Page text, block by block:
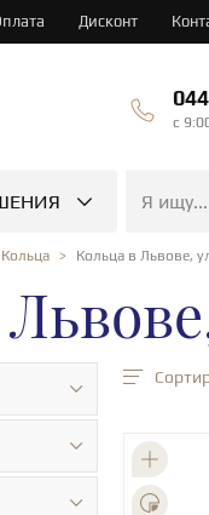
Дисконт
044
c
Кольца Кольца в Львове,